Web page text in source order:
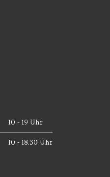
10 - 19 Uhr
10 - 18.30 Uhr